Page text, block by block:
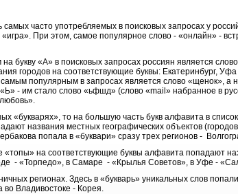
часто употребляемых в поисковых запросах у
При этом, самое популярное слово - «онлайн» -
букву «А» в поисковых запросах россиян является
городов на соответствующие буквы: Екатеринбург,
популярным в запросах является слово «щенок»,
- им стало слово «ьфшд» (слово «mail» набранное в
«букварях», то на большую часть букв алфавита в
названия местных географических объектов
попала в «буквари» сразу трех регионов -
«топы» на соответствующие буквы алфавита попадают
- «Торпедо», в Самаре - «Крылья Советов», в Уфе -
регионах. Здесь в «букварь» уникальных слов
Владивостоке - Корея.